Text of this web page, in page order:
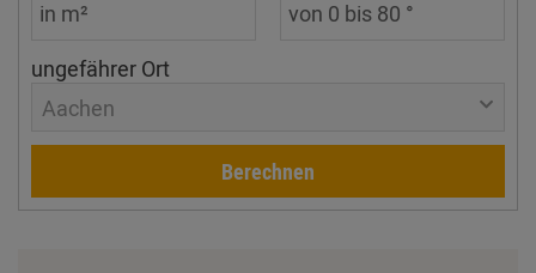
ungefährer Ort
Aachen
Berechnen